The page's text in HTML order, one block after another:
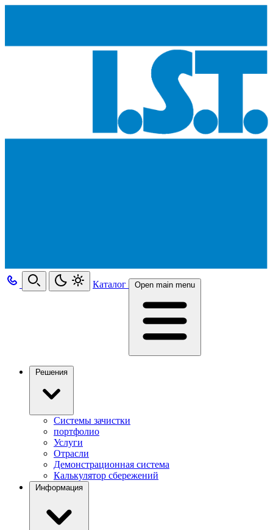
Каталог Open main menu
Решения
Системы зачистки
портфолио
Услуги
Отрасли
Демонстрационная система
Калькулятор сбережений
Информация